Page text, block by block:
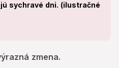
sychravé dni. (ilustračné
zmena.